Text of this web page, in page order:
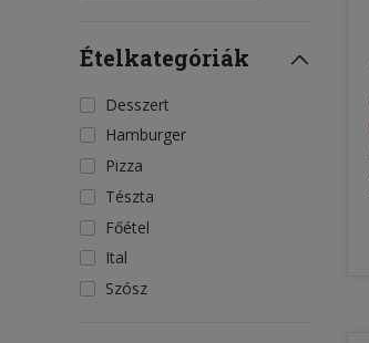
Ételkategóriák
Desszert
Hamburger
Pizza
Tészta
Főétel
Ital
Szósz